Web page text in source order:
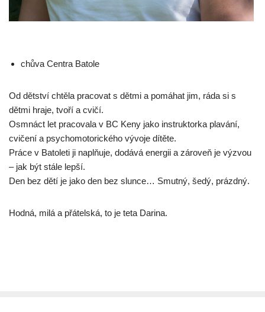
chůva Centra Batole
Od dětství chtěla pracovat s dětmi a pomáhat jim, ráda si s
dětmi hraje, tvoří a cvičí.
Osmnáct let pracovala v BC Keny jako instruktorka plavání,
cvičení a psychomotorického vývoje dítěte.
Práce v Batoleti ji naplňuje, dodává energii a zároveň je výzvou
– jak být stále lepší.
Den bez dětí je jako den bez slunce… Smutný, šedý, prázdný.
Hodná, milá a přátelská, to je teta Darina.